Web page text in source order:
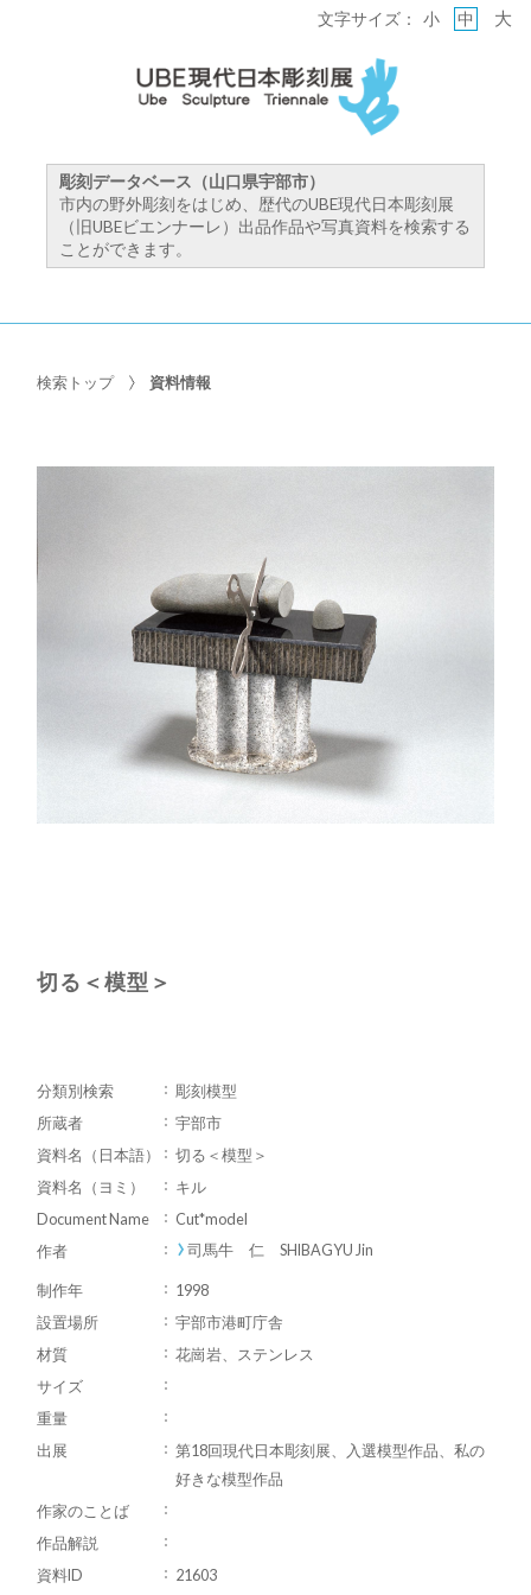
彫刻データベース（山口県宇部市）
市内の野外彫刻をはじめ、歴代のUBE現代日本彫刻展
（旧UBEビエンナーレ）出品作品や写真資料を検索する
ことができます。
文字サイズ： 小 中 大
検索トップ 資料情報
切る＜模型＞
分類別検索
彫刻模型
所蔵者
宇部市
資料名（日本語）
切る＜模型＞
資料名（ヨミ）
キル
Document Name
Cut*model
作者
司馬牛 仁 SHIBAGYU Jin
制作年
1998
設置場所
宇部市港町庁舎
材質
花崗岩、ステンレス
サイズ
重量
出展
第18回現代日本彫刻展、入選模型作品、私の
好きな模型作品
作家のことば
作品解説
資料ID
21603